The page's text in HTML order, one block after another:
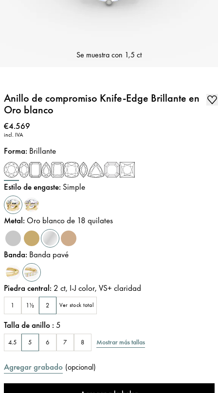
Se muestra con 1,5 ct
Anillo de compromiso Knife-Edge Brillante en
Oro blanco
Precio:
€4.569
incl. IVA
Forma: Brillante
Estilo de engaste: Simple
Metal: Oro blanco de 18 quilates
Banda: Banda pavé
Piedra central: 2 ct, I-J color, VS+ claridad
1 1½ 2 Ver stock total
Talla de anillo : 5
4.5 5 6 7 8 Mostrar más tallas
Agregar grabado (opcional)